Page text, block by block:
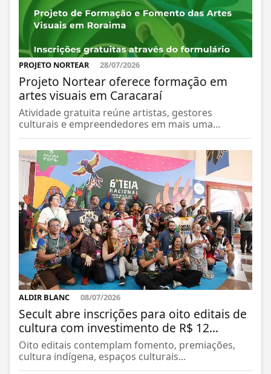
PROJETO NORTEAR 28/07/2026
Projeto Nortear oferece formação em
artes visuais em Caracaraí
Atividade gratuita reúne artistas, gestores
culturais e empreendedores em mais uma...
ALDIR BLANC 08/07/2026
Secult abre inscrições para oito editais de
cultura com investimento de R$ 12...
Oito editais contemplam fomento, premiações,
cultura indígena, espaços culturais...